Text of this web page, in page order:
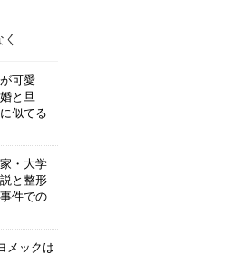
可愛
と旦
似てる
・大学
と整形
件での
メックは